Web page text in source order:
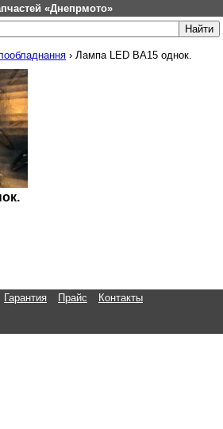
«Днепрмото»
› Лампа LED BA15 однок.
Гарантия Прайс
Контакты